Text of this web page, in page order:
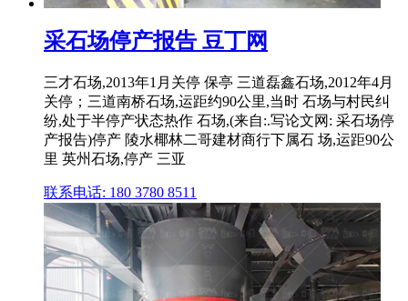
采石场停产报告 豆丁网
三才石场,2013年1月关停 保亭 三道磊鑫石场,2012年4月
关停；三道南桥石场,运距约90公里,当时 石场与村民纠
纷,处于半停产状态热作 石场,(来自:.写论文网: 采石场停
产报告)停产 陵水椰林二哥建材商行下属石 场,运距90公
里 英州石场,停产 三亚
联系电话: 180 3780 8511